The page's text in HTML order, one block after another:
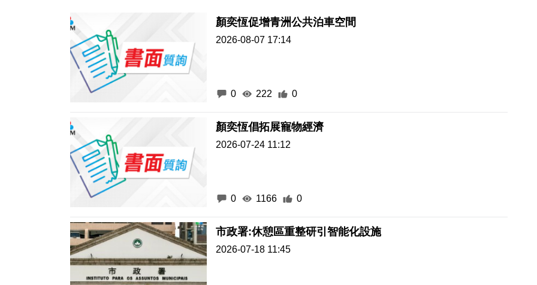
顏奕恆促增青洲公共泊車空間
2026-08-07 17:14
0 222 0
顏奕恆倡拓展寵物經濟
2026-07-24 11:12
0 1166 0
市政署:休憩區重整研引智能化設施
2026-07-18 11:45